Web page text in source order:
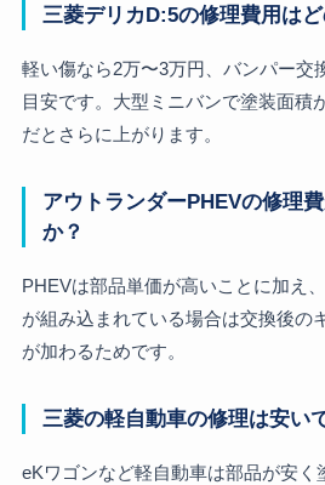
三菱デリカD:5の修理費用は
軽い傷なら2万〜3万円、バンパー交
目安です。大型ミニバンで塗装面積
だとさらに上がります。
アウトランダーPHEVの修理
か？
PHEVは部品単価が高いことに加え
が組み込まれている場合は交換後の
が加わるためです。
三菱の軽自動車の修理は安い
eKワゴンなど軽自動車は部品が安く